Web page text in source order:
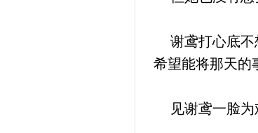
谢鸢打心底不
希望能将那天的
见谢鸢一脸为